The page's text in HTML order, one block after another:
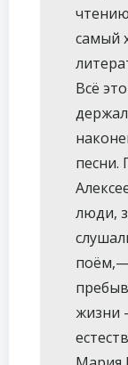
самый
Всё
песни.
люди,
жизни